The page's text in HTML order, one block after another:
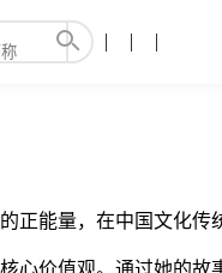
能量，在中国文化传
价值观。通过她的